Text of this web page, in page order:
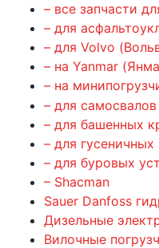
– все запчасти
– для
– для Volvo
– на Yanmar
– на
– для самосвалов
– для башенных
– для гусеничных
– для буровых
– Shacman
Sauer Danfoss
Дизельные
Вилочные